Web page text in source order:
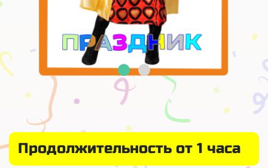
Продолжительность от 1 часа